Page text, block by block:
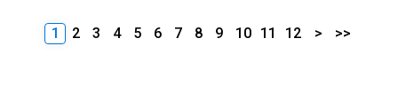
1 2 3 4 5 6 7 8 9 10 11 12 > >>